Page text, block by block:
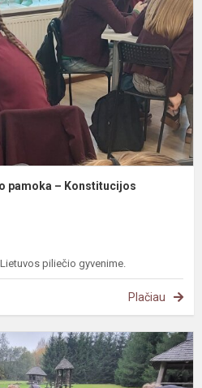
pamoka – Konstitucijos
piliečio gyvenime.
Plačiau